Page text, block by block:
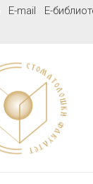
E-mail Е-